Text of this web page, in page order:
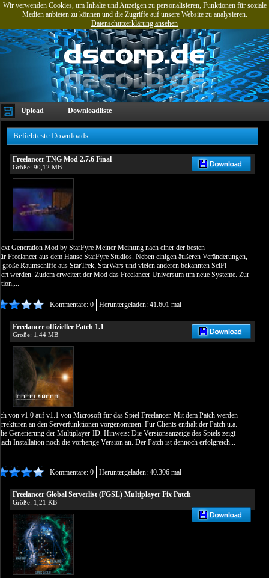
Wir verwenden Cookies, um Inhalte und Anzeigen zu personalisieren, Funktionen für soziale
Medien anbieten zu können und die Zugriffe auf unsere Website zu analysieren.
Datenschutzerklärung ansehen
Upload Downloadliste
Beliebteste Downloads
Freelancer TNG Mod 2.7.6 Final
Größe: 90,12 MB
Generation Mod by StarFyre Meiner Meinung nach einer der besten
Freelancer aus dem Hause StarFyre Studios. Neben einigen äußeren Veränderungen,
Raumschiffe aus StarTrek, StarWars und vielen anderen bekannten SciFi
werden. Zudem erweitert der Mod das Freelancer Universum um neue Systeme. Zur
Kommentare: 0 Heruntergeladen: 41.601 mal
Freelancer offizieller Patch 1.1
Größe: 1,44 MB
von v1.0 auf v1.1 von Microsoft für das Spiel Freelancer. Mit dem Patch werden
an den Serverfunktionen vorgenommen. Für Clients enthält der Patch u.a.
Generierung der Multiplayer-ID. Hinweis: Die Versionsanzeige des Spiels zeigt
Installation noch die vorherige Version an. Der Patch ist dennoch erfolgreich...
Kommentare: 0 Heruntergeladen: 40.306 mal
Freelancer Global Serverlist (FGSL) Multiplayer Fix Patch
Größe: 1,21 KB